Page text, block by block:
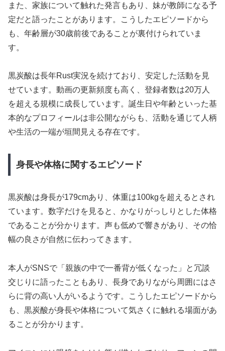
また、家族について触れた発言もあり、妹が教師になる予
定だと語ったことがあります。こうしたエピソードから
も、年齢層が30歳前後であることが裏付けられていま
す。
黒炭酸は長年Rust実況を続けており、安定した活動を見
せています。動画の更新頻度も高く、登録者数は20万人
を超える規模に成長しています。誕生日や年齢といった基
本的なプロフィールは非公開ながらも、活動を通じて人柄
や生活の一端が垣間見える存在です。
身長や体格に関するエピソード
黒炭酸は身長が179cmあり、体重は100kgを超えるとされ
ています。数字だけを見ると、かなりがっしりとした体格
であることが分かります。声も低めで響きがあり、その恰
幅の良さが自然に伝わってきます。
本人がSNSで「親族の中で一番背が低くなった」と冗談
交じりに語ったこともあり、長身でありながら周囲にはさ
らに背の高い人がいるようです。こうしたエピソードから
も、黒炭酸が身長や体格について気さくに触れる場面があ
ることが分かります。